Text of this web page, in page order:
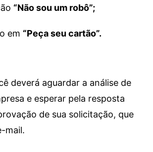
“Não sou um robô”;
em “Peça seu cartão”.
deverá aguardar a análise de
e esperar pela resposta
de sua solicitação, que
mail.